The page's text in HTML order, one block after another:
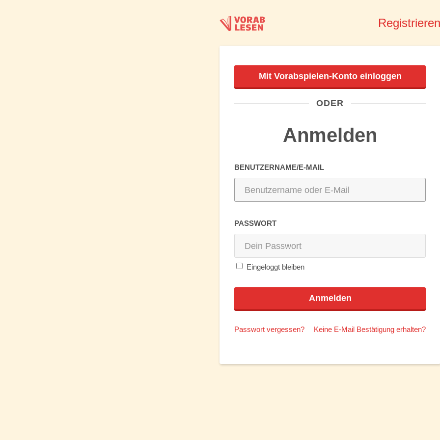
Registrieren
Mit Vorabspielen-Konto einloggen
ODER
Anmelden
BENUTZERNAME/E-MAIL
PASSWORT
Eingeloggt bleiben
Passwort vergessen? Keine E-Mail Bestätigung erhalten?